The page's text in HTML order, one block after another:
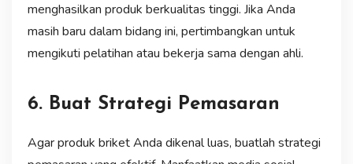
menghasilkan produk berkualitas tinggi. Jika Anda
masih baru dalam bidang ini, pertimbangkan untuk
mengikuti pelatihan atau bekerja sama dengan ahli.
6. Buat Strategi Pemasaran
Agar produk briket Anda dikenal luas, buatlah strategi